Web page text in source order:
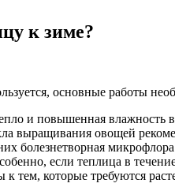
к зиме?
основные работы
и повышенная влажность
выращивания овощей
болезнетворная
если теплица в
к тем, которые требуются